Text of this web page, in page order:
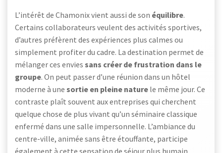
L’intérêt de Chamonix vient aussi de son équilibre.
Certains collaborateurs veulent des activités sportives,
d’autres préfèrent des expériences plus calmes ou
simplement profiter du cadre. La destination permet de
mélanger ces envies sans créer de frustration dans le
groupe. On peut passer d’une réunion dans un hôtel
moderne à une sortie en pleine nature le même jour. Ce
contraste plaît souvent aux entreprises qui cherchent
quelque chose de plus vivant qu’un séminaire classique
enfermé dans une salle impersonnelle. L’ambiance du
centre-ville, animée sans être étouffante, participe
également à cette sensation de séjour plus humain.